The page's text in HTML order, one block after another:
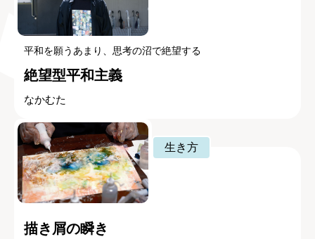
平和を願うあまり、思考の沼で絶望する
絶望型平和主義
なかむた
生き方
描き屑の瞬き